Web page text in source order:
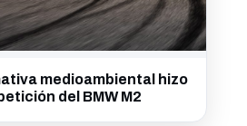
medioambiental hizo
del BMW M2